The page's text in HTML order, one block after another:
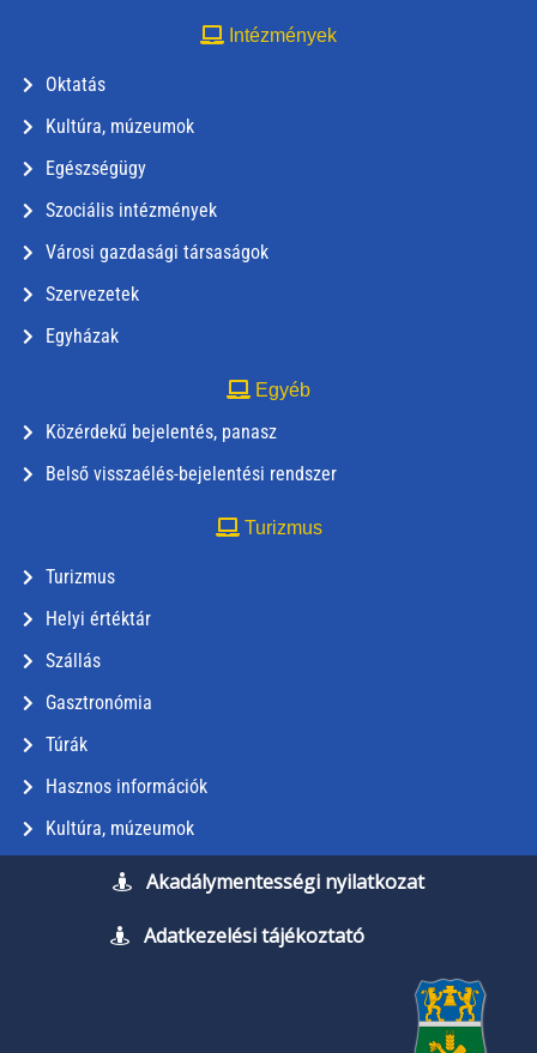
Intézmények
Oktatás
Kultúra, múzeumok
Egészségügy
Szociális intézmények
Városi gazdasági társaságok
Szervezetek
Egyházak
Egyéb
Közérdekű bejelentés, panasz
Belső visszaélés-bejelentési rendszer
Turizmus
Turizmus
Helyi értéktár
Szállás
Gasztronómia
Túrák
Hasznos információk
Kultúra, múzeumok
Akadálymentességi nyilatkozat
Adatkezelési tájékoztató